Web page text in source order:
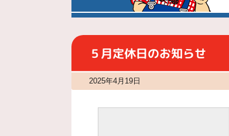
５月定休日のお知らせ
2025年4月19日